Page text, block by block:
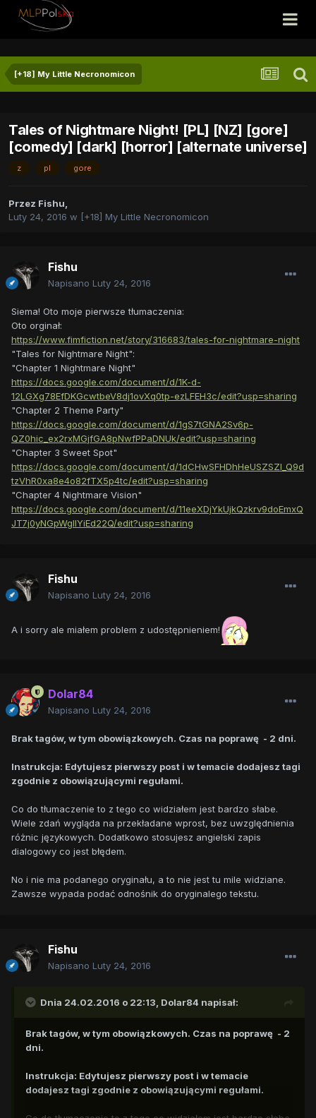
[+18] My Little Necronomicon
Tales of Nightmare Night! [PL] [NZ] [gore]
[comedy] [dark] [horror] [alternate universe]
z pl gore
Przez Fishu,
Luty 24, 2016 w [+18] My Little Necronomicon
Fishu
Napisano Luty 24, 2016
Siema! Oto moje pierwsze tłumaczenia:
Oto orginał:
https://www.fimfiction.net/story/316683/tales-for-nightmare-night
"Tales for Nightmare Night":
"Chapter 1 Nightmare Night"
https://docs.google.com/document/d/1K-d-
12LGXg78EfDKGcwtbeV8dj1ovXq0tp-ezLFEH3c/edit?usp=sharing
"Chapter 2 Theme Party"
https://docs.google.com/document/d/1gS7tGNA2Sv6p-
QZ0hic_ex2rxMGjfGA8pNwfPPaDNUk/edit?usp=sharing
"Chapter 3 Sweet Spot"
https://docs.google.com/document/d/1dCHwSFHDhHeUSZSZl_Q9d
tzVhR0xa8e4o82fTX5p4tc/edit?usp=sharing
"Chapter 4 Nightmare Vision"
https://docs.google.com/document/d/11eeXDjYkUjkQzkrv9doEmxQ
JT7j0yNGpWglIYiEd22Q/edit?usp=sharing
Fishu
Napisano Luty 24, 2016
A i sorry ale miałem problem z udostępnieniem!
Dolar84
Napisano Luty 24, 2016
Brak tagów, w tym obowiązkowych. Czas na poprawę - 2 dni.
Instrukcja: Edytujesz pierwszy post i w temacie dodajesz tagi
zgodnie z obowiązującymi regułami.
Co do tłumaczenie to z tego co widziałem jest bardzo słabe.
Wiele zdań wygląda na przekładane wprost, bez uwzględnienia
różnic językowych. Dodatkowo stosujesz angielski zapis
dialogowy co jest błędem.
No i nie ma podanego oryginału, a to nie jest tu mile widziane.
Zawsze wypada podać odnośnik do oryginalego tekstu.
Fishu
Napisano Luty 24, 2016
Dnia 24.02.2016 o 22:13, Dolar84 napisał:
Brak tagów, w tym obowiązkowych. Czas na poprawę - 2
dni.
Instrukcja: Edytujesz pierwszy post i w temacie
dodajesz tagi zgodnie z obowiązującymi regułami.